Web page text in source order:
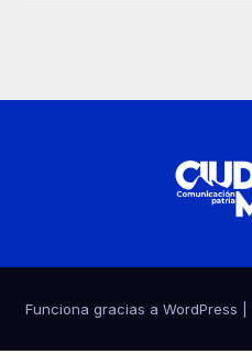
Funciona gracias a WordPress